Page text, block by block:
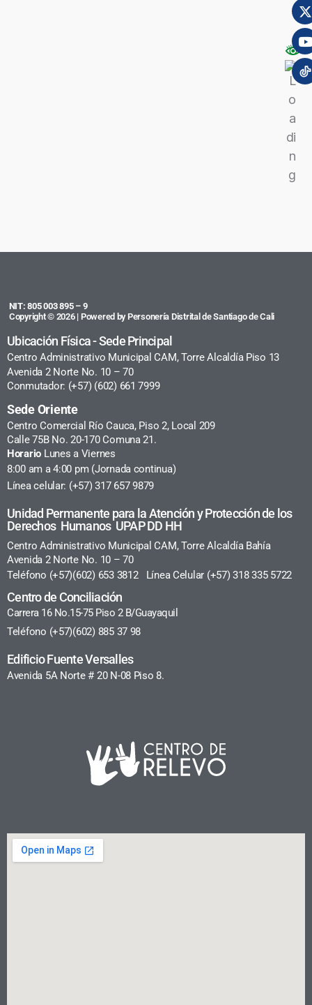
NIT: 805 003 895 – 9
Copyright © 2026 | Powered by Personería Distrital de Santiago de Cali
Ubicación Física - Sede Principal
Centro Administrativo Municipal CAM, Torre Alcaldía Piso 13
Avenida 2 Norte No. 10 – 70
Conmutador: (+57) (602) 661 7999
Sede Oriente
Centro Comercial Río Cauca, Piso 2, Local 209
Calle 75B No. 20-170 Comuna 21.
Horario Lunes a Viernes
8:00 am a 4:00 pm (Jornada continua)
Línea celular: (+57) 317 657 9879
Unidad Permanente para la Atención y Protección de los
Derechos Humanos UPAP DD HH
Centro Administrativo Municipal CAM, Torre Alcaldía Bahía
Avenida 2 Norte No. 10 – 70
Teléfono (+57)(602) 653 3812 Línea Celular (+57) 318 335 5722
Centro de Conciliación
Carrera 16 No.15-75 Piso 2 B/Guayaquil
Teléfono (+57)(602) 885 37 98
Edificio Fuente Versalles
Avenida 5A Norte # 20 N-08 Piso 8.